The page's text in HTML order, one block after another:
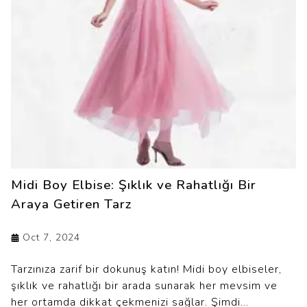
Midi Boy Elbise: Şıklık ve Rahatlığı Bir
Araya Getiren Tarz
Oct 7, 2024
Tarzınıza zarif bir dokunuş katın! Midi boy elbiseler,
şıklık ve rahatlığı bir arada sunarak her mevsim ve
her ortamda dikkat çekmenizi sağlar. Şimdi